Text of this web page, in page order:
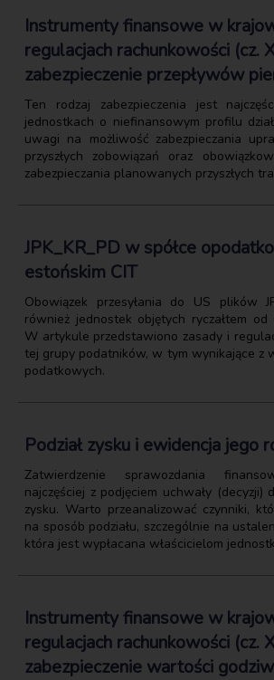
Instrumenty finansowe w
regulacjach rachunkowości (cz.
zabezpieczenie przepływów
Ten rodzaj zabezpieczenia jest
jednostkach o niefinansowym profilu
uwagi na możliwość zabezpieczania
przyszłych zobowiązań oraz
zabezpieczania planowanych przyszłych
JPK_KR_PD w spółce
estońskim CIT
Obowiązek przesyłania do US plików
również jednostek objętych ryczałtem od
W artykule przedstawiono zasady i
tej grupy podatników, w tym wynikające z
podatkowych.
Podział zysku i ewidencja jego
Zatwierdzenie sprawozdania
najczęściej z podjęciem uchwały (decyzji)
zysku. Warto przeanalizować czynniki,
na sposób podziału, szczególnie na
która jest wypłacana właścicielom
Instrumenty finansowe w
regulacjach rachunkowości (cz.
zabezpieczenie wartości